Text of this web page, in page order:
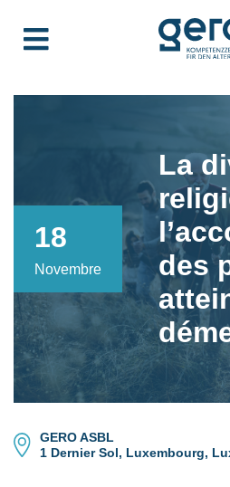
18
Novembre
La
des
GERO ASBL
1 Dernier Sol, Luxembourg,